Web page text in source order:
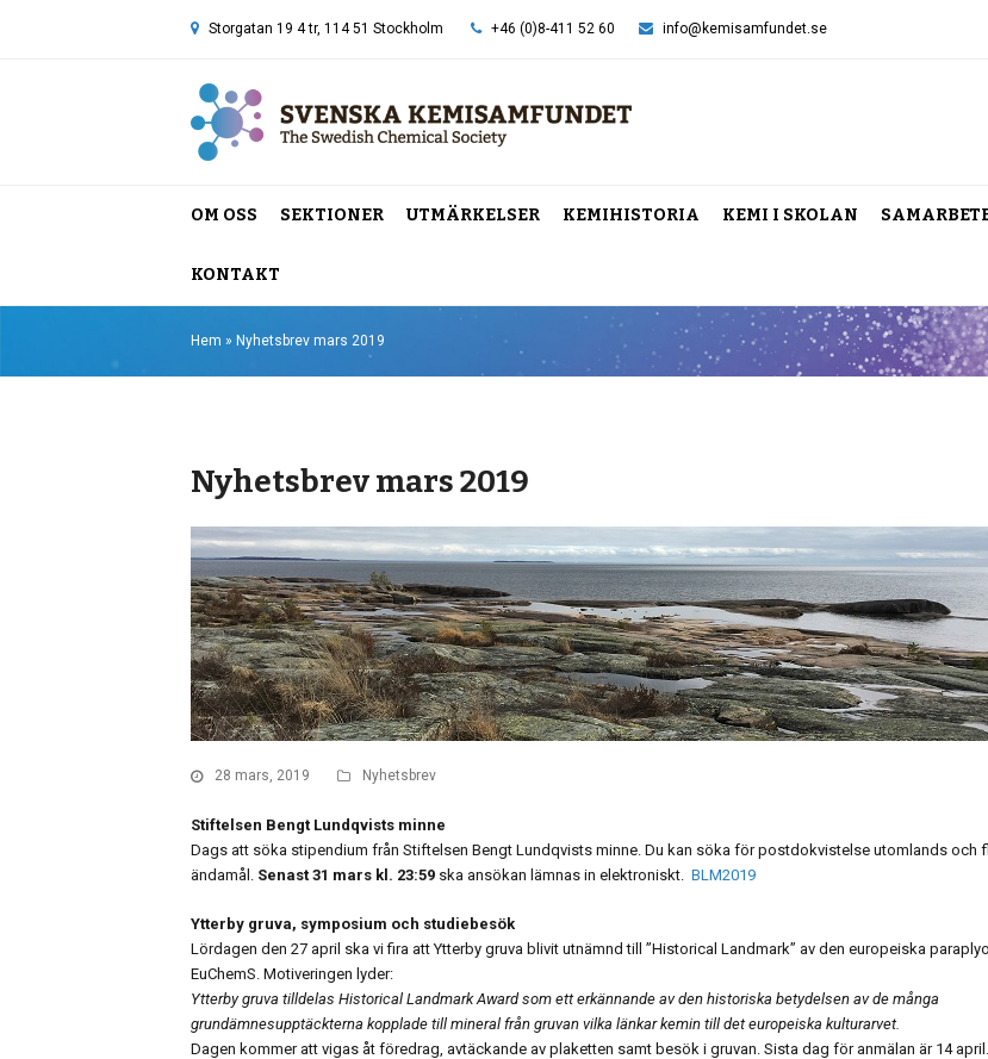
Storgatan 19 4 tr, 114 51 Stockholm +46 (0)8-411 52 60 info@kemisamfundet.se
OM OSS SEKTIONER UTMÄRKELSER KEMIHISTORIA KEMI I SKOLAN
KONTAKT
Hem » Nyhetsbrev mars 2019
Nyhetsbrev mars 2019
28 mars, 2019 Nyhetsbrev
Stiftelsen Bengt Lundqvists minne
Dags att söka stipendium från Stiftelsen Bengt Lundqvists minne. Du kan söka för postdokvistelse utomlands och
ändamål. Senast 31 mars kl. 23:59 ska ansökan lämnas in elektroniskt. BLM2019
Ytterby gruva, symposium och studiebesök
Lördagen den 27 april ska vi fira att Ytterby gruva blivit utnämnd till ”Historical Landmark” av den europeiska
EuChemS. Motiveringen lyder:
Ytterby gruva tilldelas Historical Landmark Award som ett erkännande av den historiska betydelsen av de många
grundämnesupptäckterna kopplade till mineral från gruvan vilka länkar kemin till det europeiska kulturarvet.
Dagen kommer att vigas åt föredrag, avtäckande av plaketten samt besök i gruvan. Sista dag för anmälan är 14